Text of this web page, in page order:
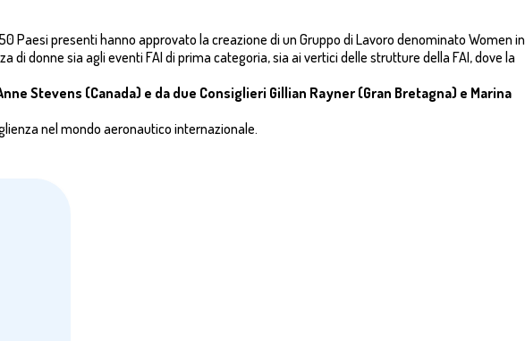
Paesi presenti hanno approvato la creazione di un Gruppo di Lavoro denominato Women in
di donne sia agli eventi FAI di prima categoria, sia ai vertici delle strutture della FAI, dove la
Stevens (Canada) e da due Consiglieri Gillian Rayner (Gran Bretagna) e Marina
nel mondo aeronautico internazionale.